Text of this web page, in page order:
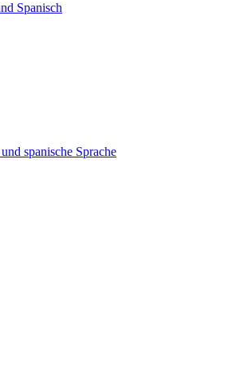
Spanisch
spanische Sprache